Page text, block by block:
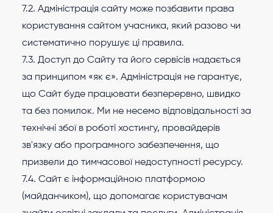
7.2. Адміністрація сайту може позбавити права
користування сайтом учасника, який разово чи
систематично порушує ці правила.
7.3. Доступ до Сайту та його сервісів надається
за принципом «як є». Адміністрація не гарантує,
що Сайт буде працювати безперервно, швидко
та без помилок. Ми не несемо відповідальності за
технічні збої в роботі хостингу, провайдерів
зв'язку або програмного забезпечення, що
призвели до тимчасової недоступності ресурсу.
7.4. Сайт є інформаційною платформою
(майданчиком), що допомагає користувачам